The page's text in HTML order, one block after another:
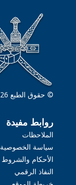
© حقوق الطبع 2026 محفوظة لدى وزارة الخارجية
روابط مفيدة
الملاحظات
سياسة الخصوصية
الأحكام والشروط
النفاذ الرقمي